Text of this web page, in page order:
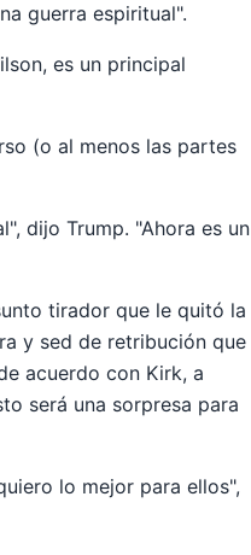
guerra espiritual".
es un principal
(o al menos las partes
dijo Trump. "Ahora es un
tirador que le quitó la
y sed de retribución que
acuerdo con Kirk, a
será una sorpresa para
lo mejor para ellos",